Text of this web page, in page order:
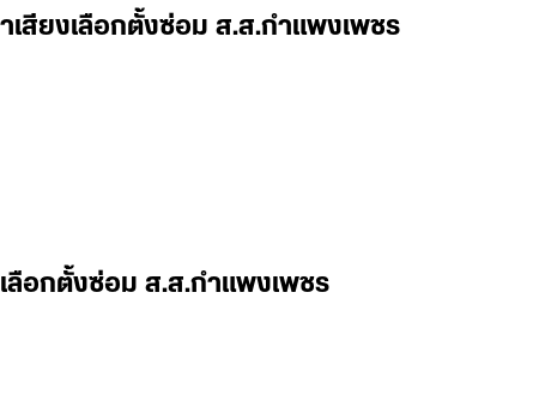
เสียงเลือกตั้งซ่อม ส.ส.กำแพงเพชร
เลือกตั้งซ่อม ส.ส.กำแพงเพชร